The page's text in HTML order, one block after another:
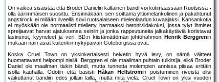
On vaikea sisäistää että Broder Danielin kaltainen bändi voi kotimaassaan Ruotsissa
olla äärimmäisen suosittu. Ensinnäkään; sen soittama yltiömelankolinen ja pakahtunut
angstirock ei millään ilveellä sovi ruotsalaiseen mielenlaadun kuvaajaksi. Kansankotia
ei myöskään ole normaalisti mielletty harmaaksi betoniviidakoksi, jossa tylyt ihmiset
spreijaavat harvat ajatuksensa seiniin ja jonka rappeutuneita jalkakäytäviä koristavat
lasinsirut, kyyneleet ja veri. BD:n kiistämättömän johtohahmon
Henrik Berggrenin
mukaan näin asiat kuitenkin nykypäivän Göteborgissa ovat.
Koska Cruel Town on yksinkertaisesti helvetin hyvä levy, on nämä väitteet
huomattavasti helpompi niellä. Berggren ei ole maailman puhtain tulkitsija, eikä Broder
Daniel ole maailman tiukin bändi, mutta tunnetta molempien annissa piisaa erittäin
isolla kauhalla. Odotin että basisti
Håkan Hellströmin poistuminen riveistä olisi
vaikuttanut bändiin edes jollain lailla, mutta mitä vielä. Cruel Town on yksi vuoden